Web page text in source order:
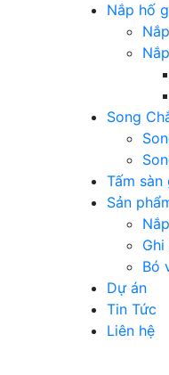
Nắp hố
Song
Tấm sàn
Sản
Bó
Dự án
Tin Tức
Liên hệ